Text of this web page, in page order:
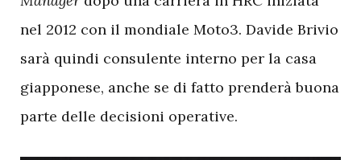
nel 2012 con il mondiale Moto3. Davide Brivio
sarà quindi consulente interno per la casa
giapponese, anche se di fatto prenderà buona
parte delle decisioni operative.